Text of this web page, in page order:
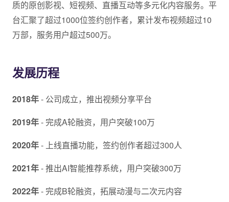
质的原创影视、短视频、直播互动等多元化内容服务。平
台汇聚了超过1000位签约创作者，累计发布视频超过10
万部，服务用户超过500万。
发展历程
2018年- 公司成立，推出视频分享平台
2019年- 完成A轮融资，用户突破100万
2020年- 上线直播功能，签约创作者超过300人
2021年- 推出AI智能推荐系统，用户突破300万
2022年- 完成B轮融资，拓展动漫与二次元内容